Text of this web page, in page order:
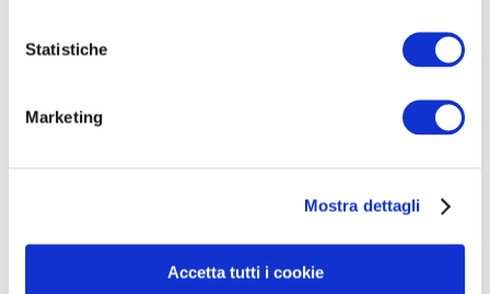
Statistiche
Marketing
Mostra dettagli
Accetta tutti i cookie
Funzionari Ripam 2025/2026 –
Serie: Manuali Concorso Unico Funzionari Ripam nei
Ministeri 2025/2026